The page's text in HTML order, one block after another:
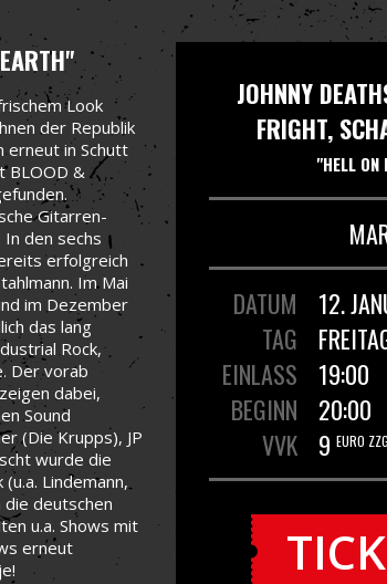
Look
der Republik
erneut in Schutt
BLOOD &
Gitarren-
den sechs
erfolgreich
Im Mai
im Dezember
das lang
Rock,
Der vorab
dabei,
Sound
(Die Krupps), JP
wurde die
Lindemann,
deutschen
u.a. Shows mit
erneut
JOHNNY
FRIGHT,
"HELL ON
DATUM
12.
TAG
EINLASS
19:00
BEGINN
20:00
VVK
9 EURO